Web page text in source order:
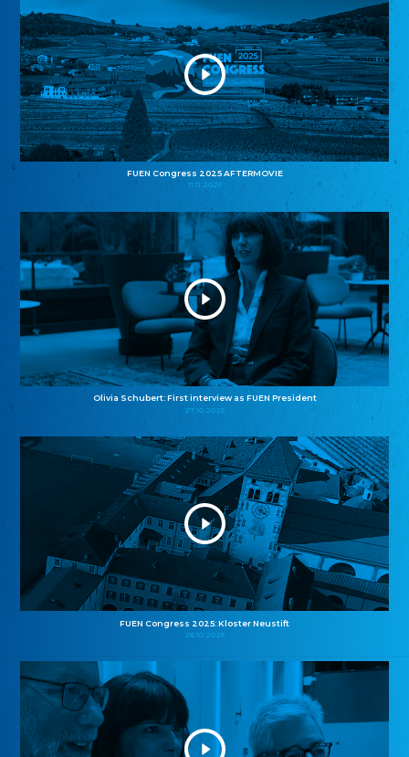
FUEN Congress 2025 AFTERMOVIE
11.11.2025
Olivia Schubert: First interview as FUEN President
27.10.2025
FUEN Congress 2025: Kloster Neustift
26.10.2025